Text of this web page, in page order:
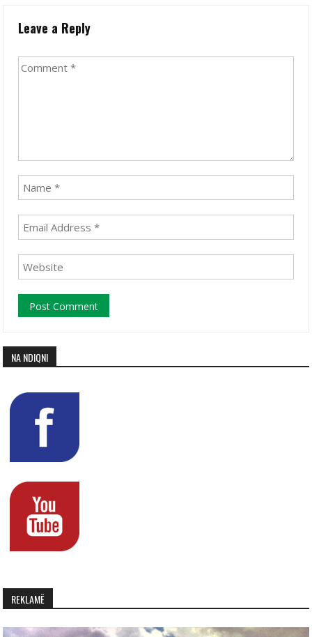
Leave a Reply
NA NDIQNI
REKLAMË